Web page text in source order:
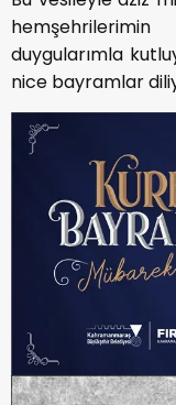
duygularımla
nice bayramlar